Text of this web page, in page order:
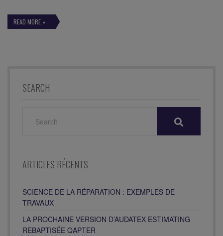
READ MORE »
SEARCH
ARTICLES RÉCENTS
SCIENCE DE LA RÉPARATION : EXEMPLES DE
TRAVAUX
LA PROCHAINE VERSION D’AUDATEX ESTIMATING
REBAPTISÉE QAPTER